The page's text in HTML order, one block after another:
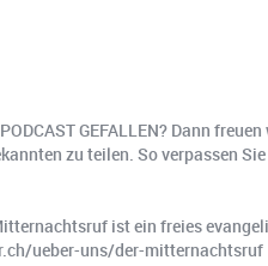
PODCAST GEFALLEN? Dann
zu teilen. So verpassen
ist ein freies
ueber-uns/der-mitternachtsruf